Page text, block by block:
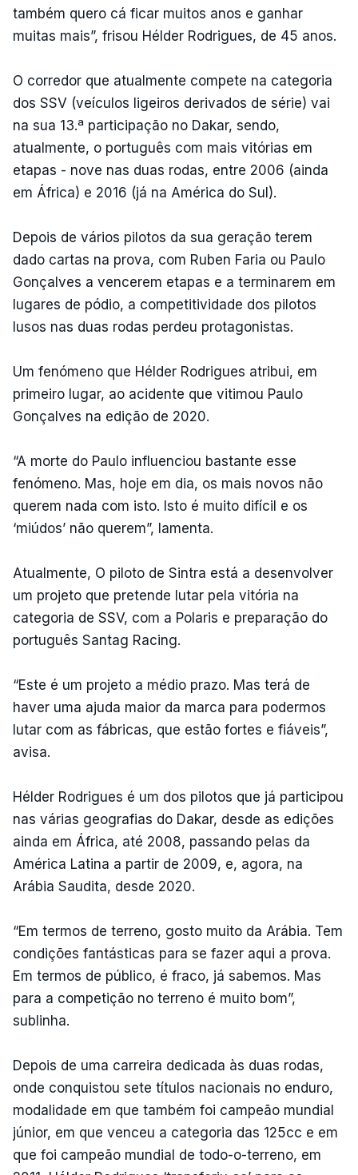
também quero cá ficar muitos anos e ganhar
muitas mais”, frisou Hélder Rodrigues, de 45 anos.
O corredor que atualmente compete na categoria
dos SSV (veículos ligeiros derivados de série) vai
na sua 13.ª participação no Dakar, sendo,
atualmente, o português com mais vitórias em
etapas - nove nas duas rodas, entre 2006 (ainda
em África) e 2016 (já na América do Sul).
Depois de vários pilotos da sua geração terem
dado cartas na prova, com Ruben Faria ou Paulo
Gonçalves a vencerem etapas e a terminarem em
lugares de pódio, a competitividade dos pilotos
lusos nas duas rodas perdeu protagonistas.
Um fenómeno que Hélder Rodrigues atribui, em
primeiro lugar, ao acidente que vitimou Paulo
Gonçalves na edição de 2020.
“A morte do Paulo influenciou bastante esse
fenómeno. Mas, hoje em dia, os mais novos não
querem nada com isto. Isto é muito difícil e os
‘miúdos’ não querem”, lamenta.
Atualmente, O piloto de Sintra está a desenvolver
um projeto que pretende lutar pela vitória na
categoria de SSV, com a Polaris e preparação do
português Santag Racing.
“Este é um projeto a médio prazo. Mas terá de
haver uma ajuda maior da marca para podermos
lutar com as fábricas, que estão fortes e fiáveis”,
avisa.
Hélder Rodrigues é um dos pilotos que já participou
nas várias geografias do Dakar, desde as edições
ainda em África, até 2008, passando pelas da
América Latina a partir de 2009, e, agora, na
Arábia Saudita, desde 2020.
“Em termos de terreno, gosto muito da Arábia. Tem
condições fantásticas para se fazer aqui a prova.
Em termos de público, é fraco, já sabemos. Mas
para a competição no terreno é muito bom”,
sublinha.
Depois de uma carreira dedicada às duas rodas,
onde conquistou sete títulos nacionais no enduro,
modalidade em que também foi campeão mundial
júnior, em que venceu a categoria das 125cc e em
que foi campeão mundial de todo-o-terreno, em